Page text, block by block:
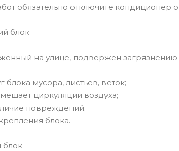
обязательно отключите кондиционер
блок
на улице, подвержен загрязнению
блока мусора, листьев, веток;
циркуляции воздуха;
повреждений;
блока.
блок